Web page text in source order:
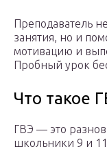
Преподаватель
занятия, но и
мотивацию и
Пробный урок
Что такое
ГВЭ — это
школьники 9 и